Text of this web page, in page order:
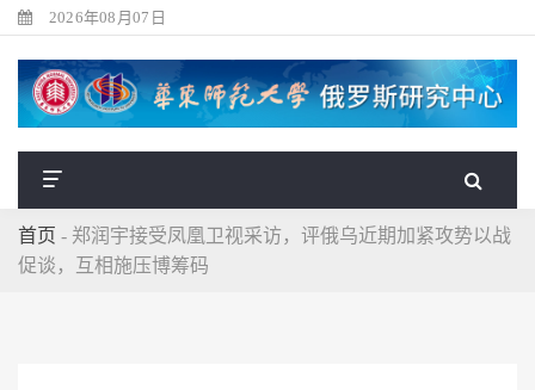
2026年08月07日
首页 - 郑润宇接受凤凰卫视采访，评俄乌近期加紧攻势以战
促谈，互相施压博筹码